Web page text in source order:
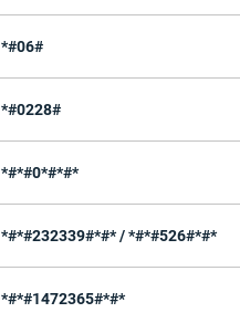
*#06#
*#0228#
*#*#0*#*#*
*#*#232339#*#* / *#*#526#*#*
*#*#1472365#*#*